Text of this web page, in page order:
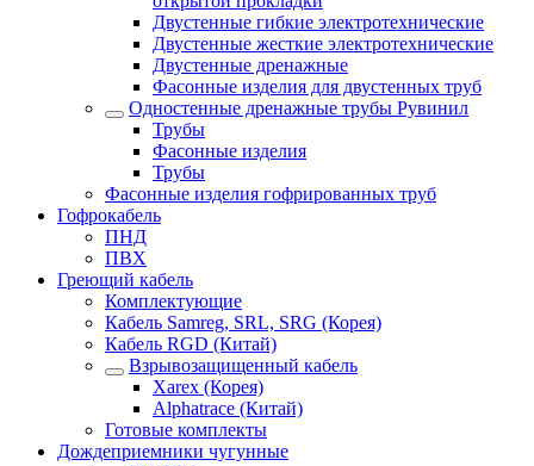
Двустенные гибкие электротехнические
Двустенные жесткие электротехнические
Двустенные дренажные
Фасонные изделия для двустенных труб
Одностенные дренажные трубы Рувинил
Трубы
Фасонные изделия
Трубы
Фасонные изделия гофрированных труб
Гофрокабель
ПНД
ПВХ
Греющий кабель
Комплектующие
Кабель Samreg, SRL, SRG (Корея)
Кабель RGD (Китай)
Взрывозащищенный кабель
Xarex (Корея)
Alphatrace (Китай)
Готовые комплекты
Дождеприемники чугунные